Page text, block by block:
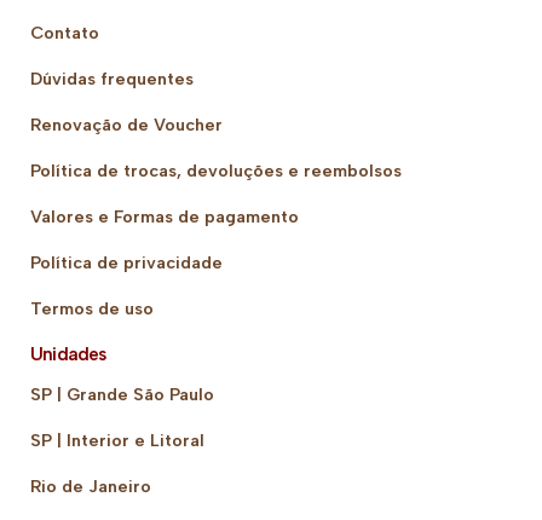
Contato
Dúvidas frequentes
Renovação de Voucher
Política de trocas, devoluções e reembolsos
Valores e Formas de pagamento
Política de privacidade
Termos de uso
Unidades
SP | Grande São Paulo
SP | Interior e Litoral
Rio de Janeiro